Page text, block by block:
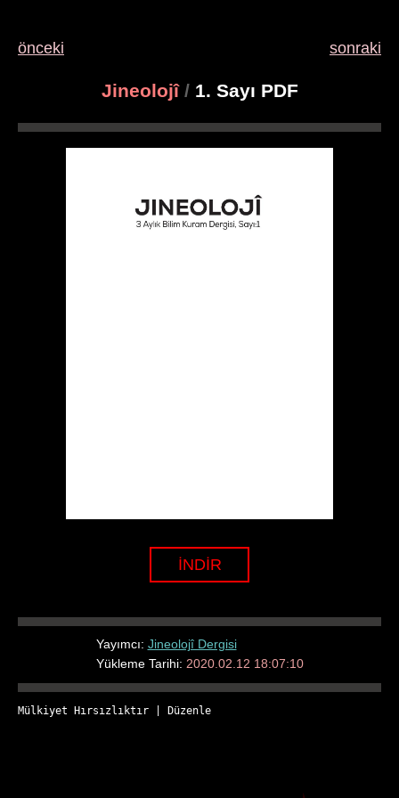
önceki sonraki
Jineolojî /1. Sayı PDF
İNDİR
Yayımcı: Jineolojî Dergisi
Yükleme Tarihi: 2020.02.12 18:07:10
Mülkiyet Hırsızlıktır Düzenle